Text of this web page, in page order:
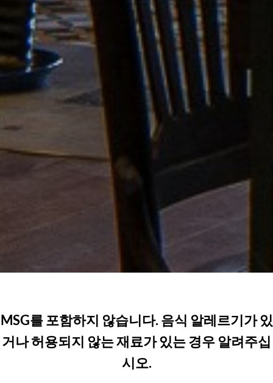
MSG를 포함하지 않습니다. 음식 알레르기가 있
거나 허용되지 않는 재료가 있는 경우 알려주십
시오.